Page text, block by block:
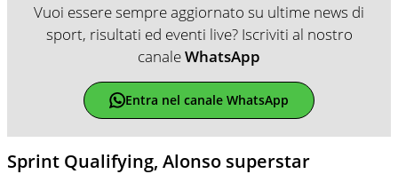
Vuoi essere sempre aggiornato su ultime news di
sport, risultati ed eventi live? Iscriviti al nostro
canaleWhatsApp
Entra nel canale WhatsApp
Sprint Qualifying, Alonso superstar